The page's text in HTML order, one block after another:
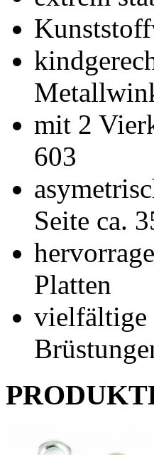
mit 2
603
Seite ca.
Platten
vielfältige